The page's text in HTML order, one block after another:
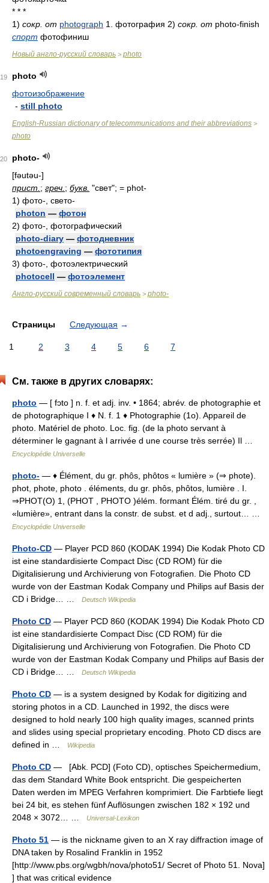
* * *
1) сокр. от photograph 1. фотография 2) сокр. от photo-finish
спорт фотофиниш
Новый англо-русский словарь > photo
19
photo
фотоизображение
- still photo
English-Russian dictionary of telecommunications and their abbreviations >
photo
20
photo-
[fəutəu-]
прист. ; греч. ; букв. "свет"; = phot-
1) фото-, свето-
photon — фотон
2) фото-, фотографический
photo-diary — фотодневник
photoengraving — фототипия
3) фото-, фотоэлектрический
photocell — фотоэлемент
Англо-русский современный словарь > photo-
Страницы Следующая →
1 2 3 4 5 6 7
См. также в других словарях:
photo — [ fɔto ] n. f. et adj. inv. • 1864; abrév. de photographie et
de photographique I ♦ N. f. 1 ♦ Photographie (1o). Appareil de
photo. Matériel de photo. Loc. fig. (de la photo servant à
déterminer le gagnant à l arrivée d une course très serrée) Il …
Encyclopédie Universelle
photo- — ♦ Élément, du gr. phôs, phôtos « lumière » (⇒ phote).
phot, phote, photo . éléments, du gr. phôs, phôtos, lumière . I.
⇒PHOT(O) 1, (PHOT , PHOTO )élém. formant Élém. tiré du gr. ,
«lumière», entrant dans la constr. de subst. et d adj., surtout… …
Encyclopédie Universelle
Photo-CD — Player PCD 860 (KODAK 1994) Die Kodak Photo CD
ist eine standardisierte Compact Disc (CD ROM) für die
Digitalisierung und Archivierung von Fotografien. Die Photo CD
wurde von der Eastman Kodak Company und Philips auf Basis der
CD i Bridge… …
Deutsch Wikipedia
Photo CD — Player PCD 860 (KODAK 1994) Die Kodak Photo CD
ist eine standardisierte Compact Disc (CD ROM) für die
Digitalisierung und Archivierung von Fotografien. Die Photo CD
wurde von der Eastman Kodak Company und Philips auf Basis der
CD i Bridge… …
Deutsch Wikipedia
Photo CD — is a system designed by Kodak for digitizing and
storing photos in a CD. Launched in 1992, the discs were
designed to hold nearly 100 high quality images, scanned prints
and slides using special proprietary encoding. Photo CD discs are
defined in …
Wikipedia
Photo CD — [Abk. PCD] (Foto CD), optisches Speichermedium,
das dem Standard White Book entspricht. Die gespeicherten
Daten werden im MPEG Verfahren komprimiert. Die Farbtiefe liegt
bei 24 bit, es stehen fünf Auflösungen zwischen 182 × 192 und
2048 × 3072… …
Universal-Lexikon
Photo 51 — is the nickname given to an X ray diffraction image of
DNA taken by Rosalind Franklin in 1952
[http://www.pbs.org/wgbh/nova/photo51/ Secret of Photo 51. Nova]
] that was critical evidence